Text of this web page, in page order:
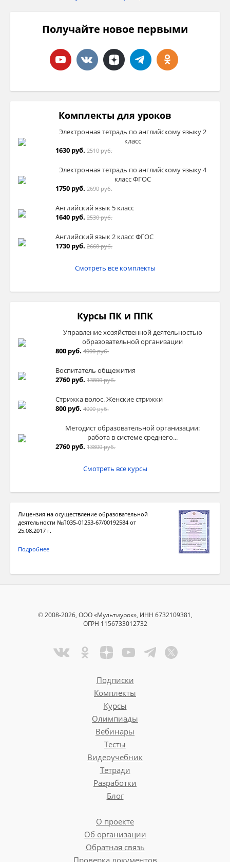
Получайте новое первыми
Комплекты для уроков
Электронная тетрадь по английскому языку 2
класс
1630 руб. 2510 руб.
Электронная тетрадь по английскому языку 4
класс ФГОС
1750 руб. 2690 руб.
Английский язык 5 класс
1640 руб. 2530 руб.
Английский язык 2 класс ФГОС
1730 руб. 2660 руб.
Смотреть все комплекты
Курсы ПК и ППК
Управление хозяйственной деятельностью
образовательной организации
800 руб. 4000 руб.
Воспитатель общежития
2760 руб. 13800 руб.
Стрижка волос. Женские стрижки
800 руб. 4000 руб.
Методист образовательной организации:
работа в системе среднего...
2760 руб. 13800 руб.
Смотреть все курсы
Лицензия на осуществление образовательной
деятельности №Л035-01253-67/00192584 от
25.08.2017 г.
Подробнее
© 2008-2026, ООО «Мультиурок», ИНН 6732109381,
ОГРН 1156733012732
Подписки
Комплекты
Курсы
Олимпиады
Вебинары
Тесты
Видеоучебник
Тетради
Разработки
Блог
О проекте
Об организации
Обратная связь